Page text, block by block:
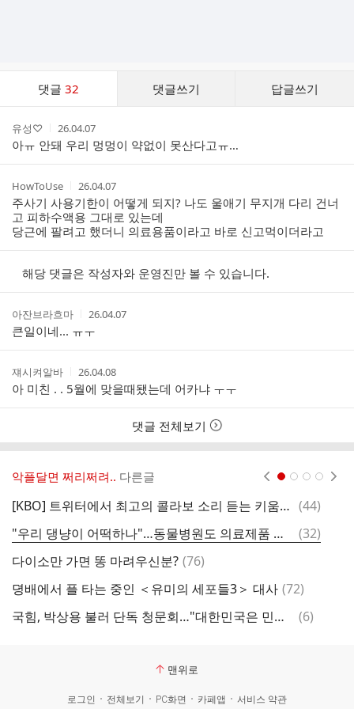
댓글32 댓글쓰기 답글쓰기
스
작
성
자
유성♡
작
성
시
간
26.04.07
아ㅠ 안돼 우리 멍멍이 약없이 못산다고ㅠ…
작
성
자
HowToUse
작
성
시
간
26.04.07
주사기 사용기한이 어떻게 되지? 나도 울애기 무지개 다리 건너
고 피하수액용 그대로 있는데
당근에 팔려고 했더니 의료용품이라고 바로 신고먹이더라고
해당 댓글은 작성자와 운영진만 볼 수 있습니다.
작
성
자
아잔브라흐마
작
시
간
26.04.07
큰일이네... ㅠㅜ
작
성
자
쟤시켜알바
작
성
시
간
26.04.08
아 미친 . . 5월에 맞을때됐는데 어카냐 ㅜㅜ
댓글 전체보기
악플달면 쩌리쩌려.. 다른글
[KBO] 트위터에서 최고의 콜라보 소리 듣는 키움X춘배와 친구들 댓
(44)
"우리 댕냥이 어떡하나"…동물병원도 의료제품 수급 '비상'
댓
글
(32)
다이소만 가면 똥 마려우신분? 댓
(76)
뎡배에서 플 타는 중인 ＜유미의 세포들3＞ 대사 댓
(72)
국힘, 박상용 불러 단독 청문회…"대한민국은 민주당 공화국"
댓
(6)
맨위로
로그인 전체보기 PC화면 카페앱 서비스 약관